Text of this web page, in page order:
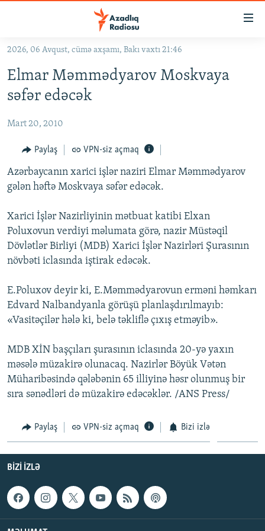
Əsas
qayıt
Əsas
qayıt
#ƏSLINDƏ
FƏRQƏ BAX
QANUNI DOĞRU
ARAŞDIRMA
MULTIMEDIA
VIDEO
FOTOQALEREYA
KARIKATURA
RADIO ARXIV
OXU ZALI
İSLAM VƏ DEMOKRATIYA
İZ - MƏDƏNIYYƏT PROQRAMI
HAQQIMIZDA
PEŞƏ ETIKASI VƏ JURNALISTIKA STANDARTLARIMIZ
MATERIALLARIMIZDAN ISTIFADƏ
BIZIMLƏ ƏLAQƏ
XƏBƏR BÜLLETENLƏRIMIZ
BIZI IZLƏ
RFE/RL-in bütün saytları
2026, 06 Avqust, cümə axşamı, Bakı vaxtı 21:46
Elmar Məmmədyarov Moskvaya
səfər edəcək
Mart 20, 2010
Paylaş VPN-siz açmaq
Azərbaycanın xarici işlər naziri Elmar Məmmədyarov
gələn həftə Moskvaya səfər edəcək.
Xarici İşlər Nazirliyinin mətbuat katibi Elxan
Poluxovun verdiyi məlumata görə, nazir Müstəqil
Dövlətlər Birliyi (MDB) Xarici İşlər Nazirləri Şurasının
növbəti iclasında iştirak edəcək.
E.Poluxov deyir ki, E.Məmmədyarovun erməni həmkarı
Edvard Nalbandyanla görüşü planlaşdırılmayıb:
«Vasitəçilər hələ ki, belə təkliflə çıxış etməyib».
MDB XİN başçıları şurasının iclasında 20-yə yaxın
məsələ müzakirə olunacaq. Nazirlər Böyük Vətən
Müharibəsində qələbənin 65 illiyinə həsr olunmuş bir
sıra sənədləri də müzakirə edəcəklər. /ANS Press/
Paylaş VPN-siz açmaq Bizi izlə
BIZI IZLƏ